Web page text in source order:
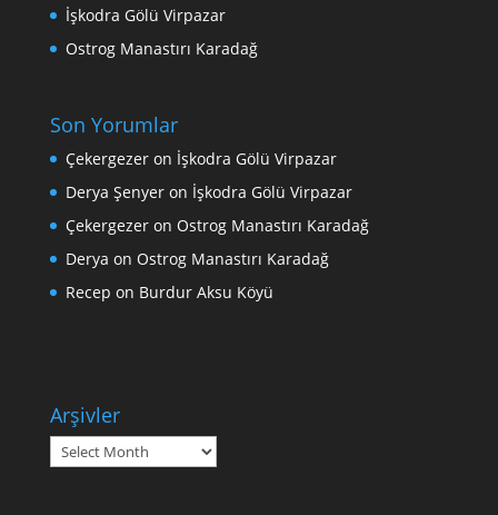
İşkodra Gölü Virpazar
Ostrog Manastırı Karadağ
Son Yorumlar
Çekergezeron İşkodra Gölü Virpazar
Derya Şenyeron İşkodra Gölü Virpazar
Çekergezeron Ostrog Manastırı Karadağ
Derya on Ostrog Manastırı Karadağ
Recep on Burdur Aksu Köyü
Arşivler
Arşivler